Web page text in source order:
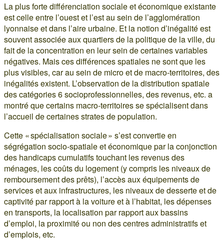
La plus forte différenciation sociale et économique existante
est celle entre l’ouest et l’est au sein de l’agglomération
lyonnaise et dans l’aire urbaine. Et la notion d’inégalité est
souvent associée aux quartiers de la politique de la ville, du
fait de la concentration en leur sein de certaines variables
négatives. Mais ces différences spatiales ne sont que les
plus visibles, car au sein de micro et de macro-territoires, des
inégalités existent. L’observation de la distribution spatiale
des catégories 6 socioprofessionnelles, des revenus, etc. a
montré que certains macro-territoires se spécialisent dans
l’accueil de certaines strates de population.
Cette « spécialisation sociale » s’est convertie en
ségrégation socio-spatiale et économique par la conjonction
des handicaps cumulatifs touchant les revenus des
ménages, les coûts du logement (y compris les niveaux de
remboursement des prêts), l’accès aux équipements de
services et aux infrastructures, les niveaux de desserte et de
captivité par rapport à la voiture et à l’habitat, les dépenses
en transports, la localisation par rapport aux bassins
d’emploi, la proximité ou non des centres administratifs et
d’emplois, etc.